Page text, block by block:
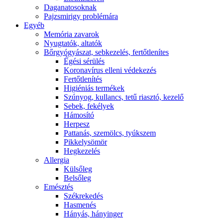
Daganatosoknak
Pajzsmirigy problémára
Egyéb
Memória zavarok
Nyugtatók, altatók
Bőrgyógyászat, sebkezelés, fertőtlenítes
É́gési sérülés
Koronavírus elleni védekezés
Fertőtlenítés
Higiéniás termékek
Szúnyog, kullancs, tetű riasztó, kezelő
Sebek, fekélyek
Hámosító
Herpesz
Pattanás, szemölcs, tyúkszem
Pikkelysömör
Hegkezelés
Allergia
Külsőleg
Belsőleg
Emésztés
Székrekedés
Hasmenés
Hányás, hányinger